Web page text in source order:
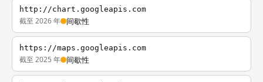
http://chart.googleapis.com
截至 2026 年 间歇性
https://maps.googleapis.com
截至 2025 年 间歇性